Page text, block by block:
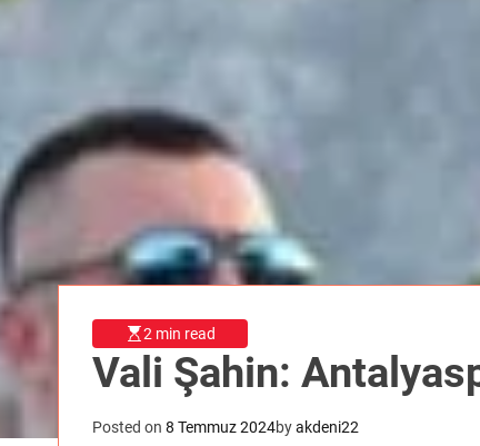
2 min read
Vali Şahin:
Posted on 8 Temmuz 2024byakdeni22